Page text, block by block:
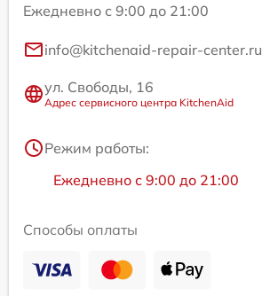
Ежедневно с 9:00 до 21:00
info@kitchenaid-repair-center.ru
ул. Свободы, 16
Адрес сервисного центра KitchenAid
Режим работы:
Ежедневно с 9:00 до 21:00
Способы оплаты